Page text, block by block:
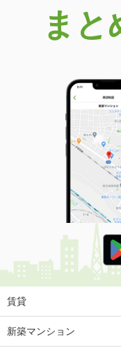
まと
賃貸
新築マンション